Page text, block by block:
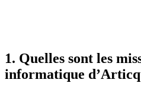
1. Quelles sont les
informatique